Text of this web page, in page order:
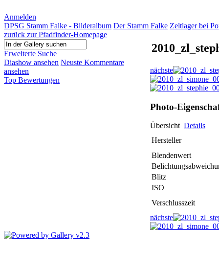
Anmelden
DPSG Stamm Falke - Bilderalbum Der Stamm Falke Zeltlager bei
zurück zur Pfadfinder-Homepage
Erweiterte Suche
Diashow ansehen Neuste Kommentare
ansehen
Top Bewertungen
nächste
Photo-
Übersicht Details
Hersteller
Blendenwert
Blitz
ISO
Verschlusszeit
nächste